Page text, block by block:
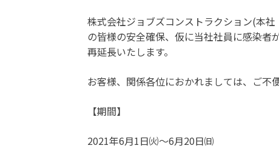
株式会社ジョブズコンストラクション(本
の皆様の安全確保、仮に当社社員に感染
再延長いたします。
お客様、関係各位におかれましては、ご不
【期間】
2021年6月1日㈫～6月20日㈰